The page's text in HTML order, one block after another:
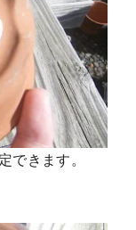
できます。